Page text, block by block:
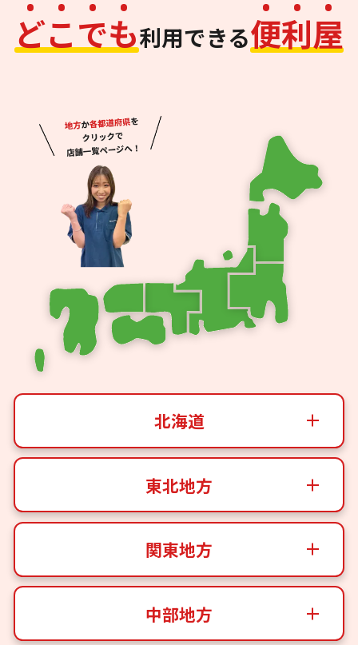
どこでも利用できる便利屋
北海道
東北地方
関東地方
中部地方